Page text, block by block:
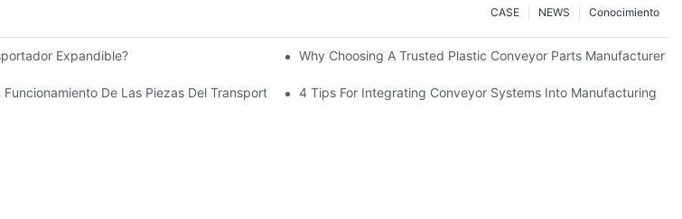
Conocimiento
NEWS
CASE
Expandible? Why Choosing A Trusted Plastic Conveyor Parts Manufacturer
De Plástico Personalizadas
Funcionamiento De Las Piezas Del Transportador Con Guías Deslizantes4 Tips For Integrating Conveyor Systems Into Manufacturing